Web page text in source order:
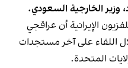
الخارجية السعودي.
الإيرانية أن عراقجي
اللقاء على آخر مستجدات
المتحدة.